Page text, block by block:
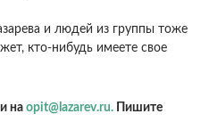
и людей из группы тоже
кто-нибудь имеете свое
на opit@lazarev.ru. Пишите